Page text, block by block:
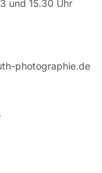
und 15.30 Uhr
photographie.de